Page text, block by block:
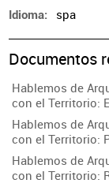
Idioma spa
Documentos
Hablemos de
con el Territorio:
Hablemos de
con el Territorio:
Hablemos de
con el Territorio: